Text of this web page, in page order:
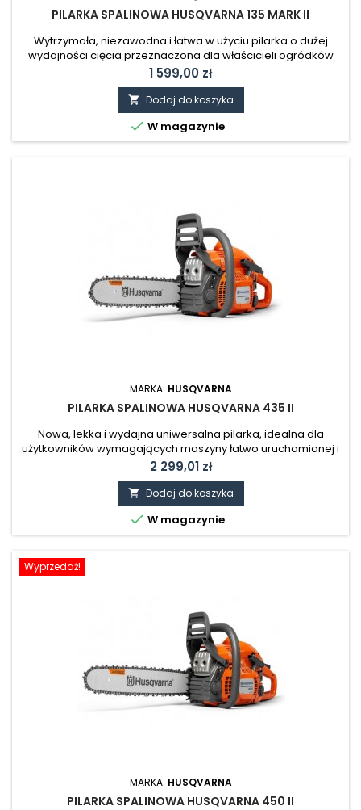
PILARKA SPALINOWA HUSQVARNA 135 MARK II
Wytrzymała, niezawodna i łatwa w użyciu pilarka o dużej
wydajności cięcia przeznaczona dla właścicieli ogródków
przydomowych. Idealna do okazjonalnej pracy, takiej jak
cięcie drewna opałowego i ścinanie mniejszych drzew.
Uruchamia się szybko i łatwo się obsługuje, a dzięki
zamontowanemu z boku napinaczowi łańcucha napinanie
łańcucha jest szybkie i proste.
Cena
1 599,00 zł
 Dodaj do koszyka
 W magazynie
MARKA: HUSQVARNA
PILARKA SPALINOWA HUSQVARNA 435 II
Nowa, lekka i wydajna uniwersalna pilarka, idealna dla
użytkowników wymagających maszyny łatwo uruchamianej i
poręcznej. Posiada silnik X-Torq®, który zużywa mniej paliwa i
charakteryzuje się zmniejszoną emisją zanieczyszczeń,
pompkę paliwa oraz wyłącznik powracający automatycznie
do pozycji wyjściowej, ułatwiające uruchamianie.
Cena
2 299,01 zł
 Dodaj do koszyka
 W magazynie
Wyprzedaż!
MARKA: HUSQVARNA
PILARKA SPALINOWA HUSQVARNA 450 II